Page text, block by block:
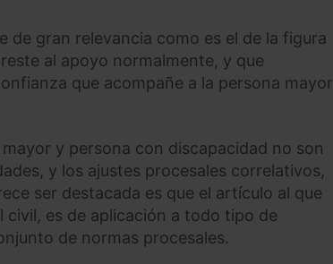
de gran relevancia como es el de la figura
al apoyo normalmente, y que
que acompañe a la persona mayor
y persona con discapacidad no son
y los ajustes procesales correlativos,
ser destacada es que el artículo al que
es de aplicación a todo tipo de
de normas procesales.